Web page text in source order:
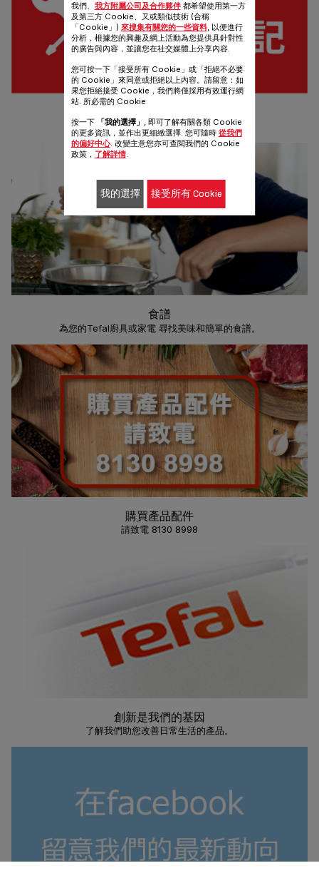
於我們的平台上，登記你購買之產品保養。
食譜
為您的Tefal廚具或家電 尋找美味和簡單的食譜。
購買產品配件
請致電 8130 8998
創新是我們的基因
了解我們助您改善日常生活的產品。
我們、 我方附屬公司及合作夥伴都希望使用第一方
及第三方 Cookie、又或類似技術 (合稱
「Cookie」) 來搜集有關您的一些資料, 以便進行
分析，根據您的興趣及網上活動為您提供具針對性
的廣告與內容，並讓您在社交媒體上分享內容.
您可按一下「接受所有 Cookie」或「拒絕不必要
的 Cookie」來同意或拒絕以上內容。請留意：如
果您拒絕接受 Cookie，我們將僅採用有效運行網
站. 所必需的 Cookie
按一下 「我的選擇」 , 即可了解有關各類 Cookie
的更多資訊，並作出更細緻選擇. 您可隨時 從我們
的偏好中心. 改變主意您亦可查閱我們的 Cookie
政策， 了解詳情.
我的選擇 接受所有 Cookie